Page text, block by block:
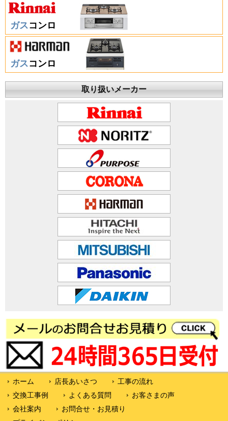
ガス コンロ
ガス コンロ
取り扱いメーカー
ホーム 店長あいさつ
工事の流れ
交換工事例
よくある質問
お客さまの声
会社案内
お問合せ・お見積り